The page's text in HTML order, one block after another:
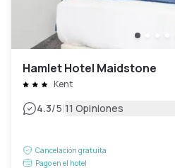
Hamlet Hotel Maidstone
Kent
4.3/5|11 Opiniones
Cancelación gratuita
Pago en el hotel